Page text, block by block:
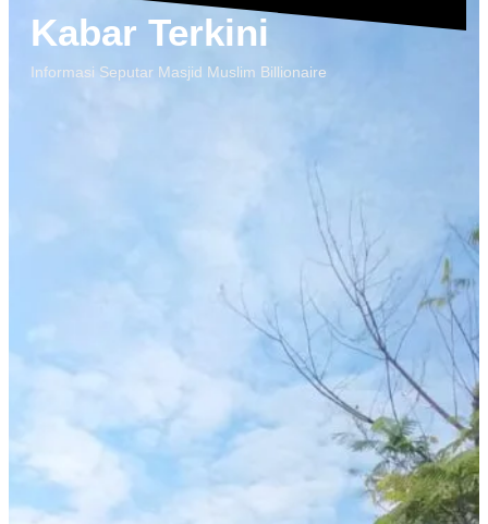
Kabar Terkini
Informasi Seputar Masjid Muslim Billionaire